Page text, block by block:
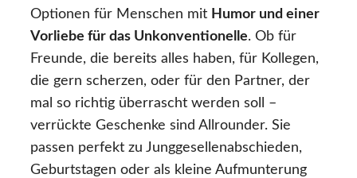
Optionen für Menschen mit Humor und einer
Vorliebe für das Unkonventionelle. Ob für
Freunde, die bereits alles haben, für Kollegen,
die gern scherzen, oder für den Partner, der
mal so richtig überrascht werden soll –
verrückte Geschenke sind Allrounder. Sie
passen perfekt zu Junggesellenabschieden,
Geburtstagen oder als kleine Aufmunterung